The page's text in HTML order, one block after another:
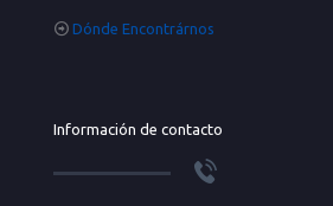
Dónde Encontrárnos
Información de contacto